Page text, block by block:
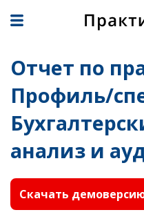
Отчет по
Профиль/
анализ и
Скачать